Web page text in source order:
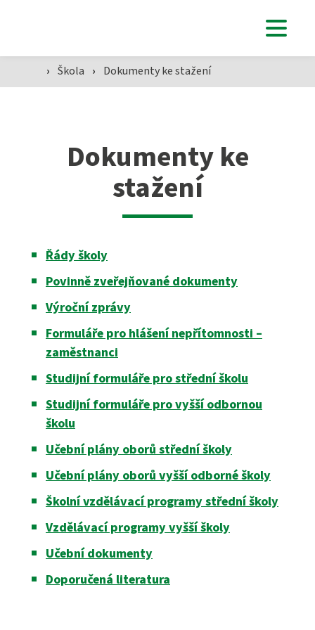
Přijímací zkoušky ›
Maturitní zkouška ›
Zdravotnické lyceum
Nutriční asistent
Kosmetické služby
Masér ve zdravotnictví
Bezpečnostně právní činnost
VOŠZ
Přijímací zkoušky ›
Absolutoria ›
Praxe ›
Nostrifikační zkoušky ›
Diplomovaný nutriční terapeut
Diplomovaná všeobecná sestra
Diplomovaná dětská sestra
Bakaláři
Jídelníček
244 105 001
sekretariat@szs5kvetna.cz
› Škola › Dokumenty ke stažení
Dokumenty ke
stažení
Řády školy
Povinně zveřejňované dokumenty
Výroční zprávy
Formuláře pro hlášení nepřítomnosti –
zaměstnanci
Studijní formuláře pro střední školu
Studijní formuláře pro vyšší odbornou
školu
Učební plány oborů střední školy
Učební plány oborů vyšší odborné školy
Školní vzdělávací programy střední školy
Vzdělávací programy vyšší školy
Učební dokumenty
Doporučená literatura